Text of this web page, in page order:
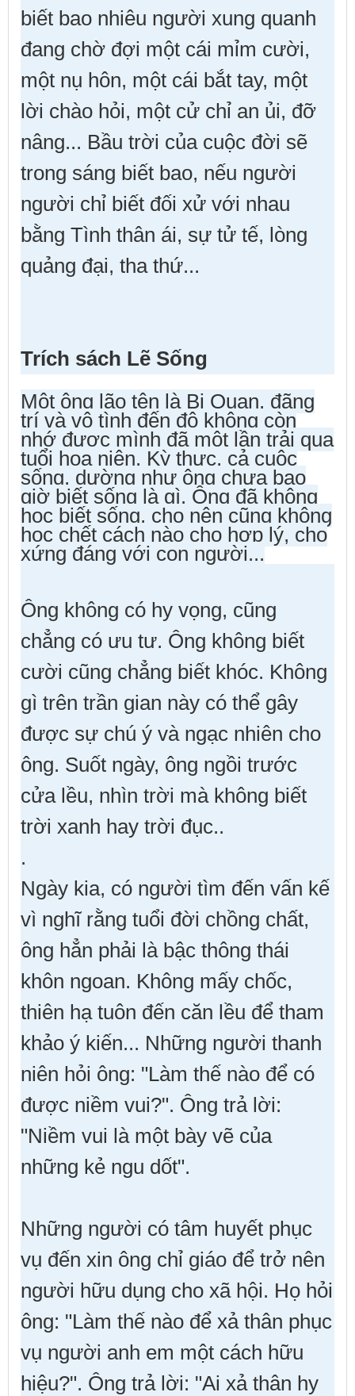
biết bao nhiêu người xung quanh
đang chờ đợi một cái mỉm cười,
một nụ hôn, một cái bắt tay, một
lời chào hỏi, một cử chỉ an ủi, đỡ
nâng... Bầu trời của cuộc đời sẽ
trong sáng biết bao, nếu người
người chỉ biết đối xử với nhau
bằng Tình thân ái, sự tử tế, lòng
quảng đại, tha thứ...
Trích sách Lẽ Sống
Một ông lão tên là Bi Quan, đãng
trí và vô tình đến độ không còn
nhớ được mình đã một lần trải qua
tuổi hoa niên. Kỳ thực, cả cuộc
sống, dường như ông chưa bao
giờ biết sống là gì. Ông đã không
học biết sống, cho nên cũng không
học chết cách nào cho hợp lý, cho
xứng đáng với con người...
Ông không có hy vọng, cũng
chẳng có ưu tư. Ông không biết
cười cũng chẳng biết khóc. Không
gì trên trần gian này có thể gây
được sự chú ý và ngạc nhiên cho
ông. Suốt ngày, ông ngồi trước
cửa lều, nhìn trời mà không biết
trời xanh hay trời đục..
.
Ngày kia, có người tìm đến vấn kế
vì nghĩ rằng tuổi đời chồng chất,
ông hẳn phải là bậc thông thái
khôn ngoan. Không mấy chốc,
thiên hạ tuôn đến căn lều để tham
khảo ý kiến... Những người thanh
niên hỏi ông: "Làm thế nào để có
được niềm vui?". Ông trả lời:
"Niềm vui là một bày vẽ của
những kẻ ngu dốt".
Những người có tâm huyết phục
vụ đến xin ông chỉ giáo để trở nên
người hữu dụng cho xã hội. Họ hỏi
ông: "Làm thế nào để xả thân phục
vụ người anh em một cách hữu
hiệu?". Ông trả lời: "Ai xả thân hy